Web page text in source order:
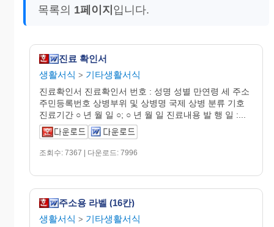
목록의 1페이지 입니다.
진료 확인서
생활서식 > 기타생활서식
진료확인서 진료확인서 번호 : 성명 성별 만연령 세 주소
주민등록번호 상병부위 및 상병명 국제 상병 분류 기호
진료기간 ○ 년 월 일 ○; ○ 년 월 일 진료내용 발 행 일 :...
조회수: 7367 | 다운로드: 7996
주소용 라벨 (16칸)
생활서식 > 기타생활서식